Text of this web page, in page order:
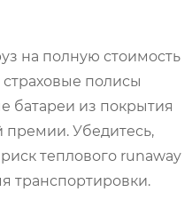
на полную стоимость
страховые полисы
батареи из покрытия
Убедитесь,
теплового runaway
транспортировки.